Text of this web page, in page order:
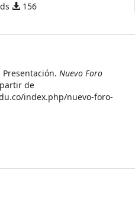
156
Presentación. Nuevo Foro
de
index.php/nuevo-foro-